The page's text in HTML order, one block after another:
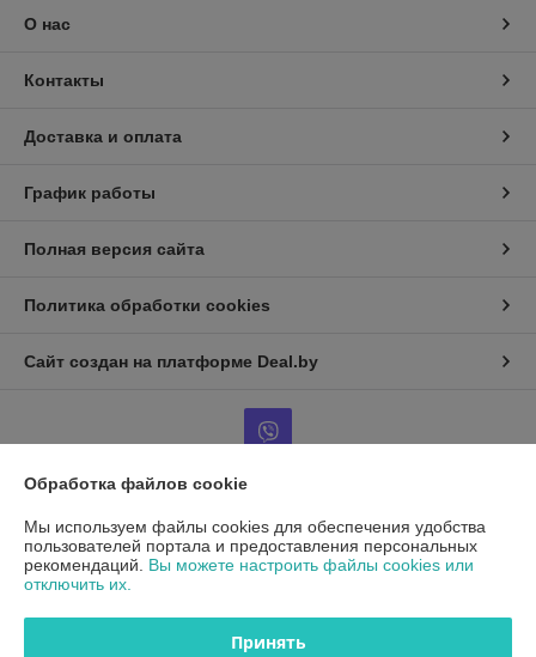
О нас
Контакты
Доставка и оплата
График работы
Полная версия сайта
Политика обработки cookies
Сайт создан на платформе Deal.by
Информация для покупателя
Юридическое лицо: ООО"ДетальРемСервис"
220141 г. Минск, ул. Франциска Скорины 54А, офис 401
Обработка файлов cookie
Мы используем файлы cookies для обеспечения удобства
пользователей портала и предоставления персональных
рекомендаций. Вы можете настроить файлы cookies или
отключить их.
Принять